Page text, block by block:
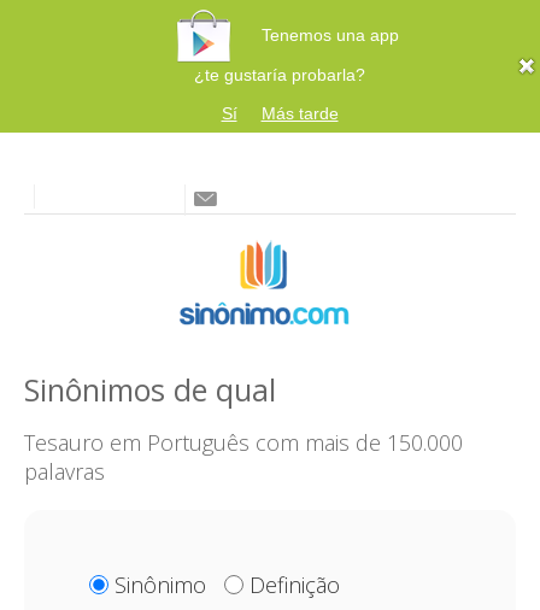
Tenemos una app
¿te gustaría probarla?
Sí
Más tarde
Sinônimos de qual
Tesauro em Português com mais de 150.000
palavras
Sinônimo
Definição